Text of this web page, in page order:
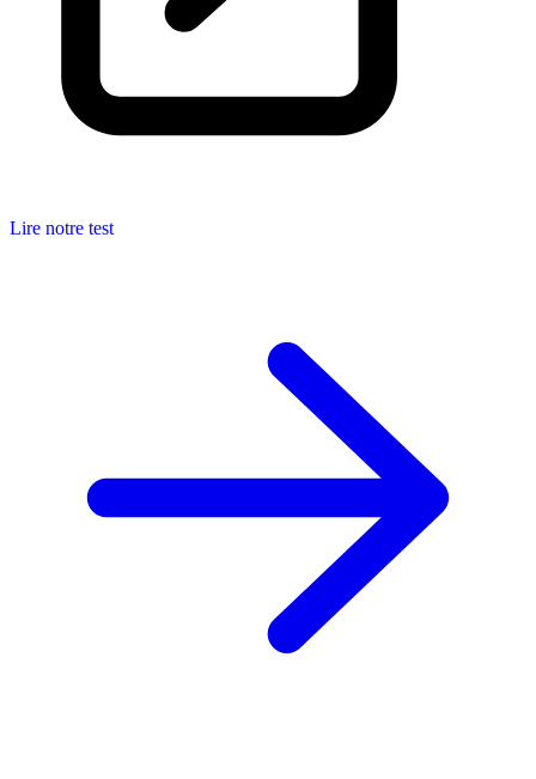
Lire notre test